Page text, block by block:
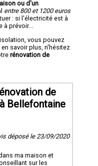
ou d'un
entre 800 et 1200 euros
: si l'électricité est à
prévoir...
vous pouvez
savoir plus, n'hésitez
rénovation de
de
Bellefontaine
déposé le 23/09/2020
ma maison et
sur les